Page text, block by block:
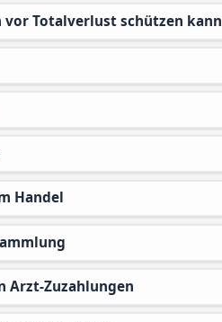
vor Totalverlust schützen kann
Handel
Arzt-Zuzahlungen